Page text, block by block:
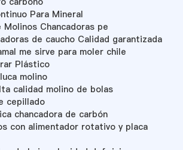
Para Mineral
Chancadoras pe
de caucho Calidad garantizada
me sirve para moler chile
Plástico
molino
calidad molino de bolas
cepillado
chancadora de carbón
con alimentador rotativo y placa